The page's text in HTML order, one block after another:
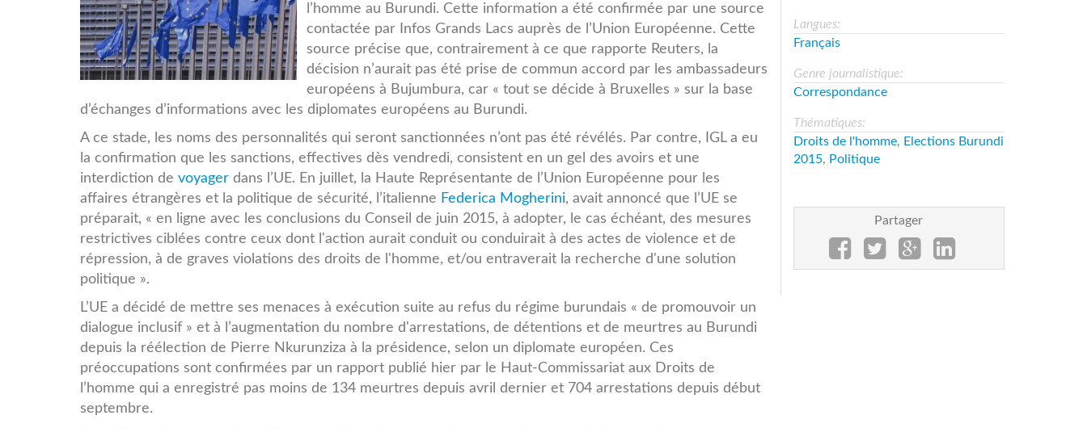
l’homme au Burundi. Cette information a été confirmée par une source
contactée par Infos Grands Lacs auprès de l’Union Européenne. Cette
source précise que, contrairement à ce que rapporte Reuters, la
décision n’aurait pas été prise de commun accord par les ambassadeurs
européens à Bujumbura, car « tout se décide à Bruxelles » sur la base
d’échanges d’informations avec les diplomates européens au Burundi.
A ce stade, les noms des personnalités qui seront sanctionnées n’ont pas été révélés. Par contre, IGL a eu
la confirmation que les sanctions, effectives dès vendredi, consistent en un gel des avoirs et une
interdiction de voyager dans l’UE. En juillet, la Haute Représentante de l’Union Européenne pour les
affaires étrangères et la politique de sécurité, l’italienne Federica Mogherini, avait annoncé que l’UE se
préparait, « en ligne avec les conclusions du Conseil de juin 2015, à adopter, le cas échéant, des mesures
restrictives ciblées contre ceux dont l'action aurait conduit ou conduirait à des actes de violence et de
répression, à de graves violations des droits de l'homme, et/ou entraverait la recherche d'une solution
politique ».
L’UE a décidé de mettre ses menaces à exécution suite au refus du régime burundais « de promouvoir un
dialogue inclusif » et à l’augmentation du nombre d'arrestations, de détentions et de meurtres au Burundi
depuis la réélection de Pierre Nkurunziza à la présidence, selon un diplomate européen. Ces
préoccupations sont confirmées par un rapport publié hier par le Haut-Commissariat aux Droits de
l’homme qui a enregistré pas moins de 134 meurtres depuis avril dernier et 704 arrestations depuis début
septembre.
Langues:
Français
Genre journalistique:
Correspondance
Thématiques:
Droits de l'homme, Elections Burundi
2015, Politique
Partager